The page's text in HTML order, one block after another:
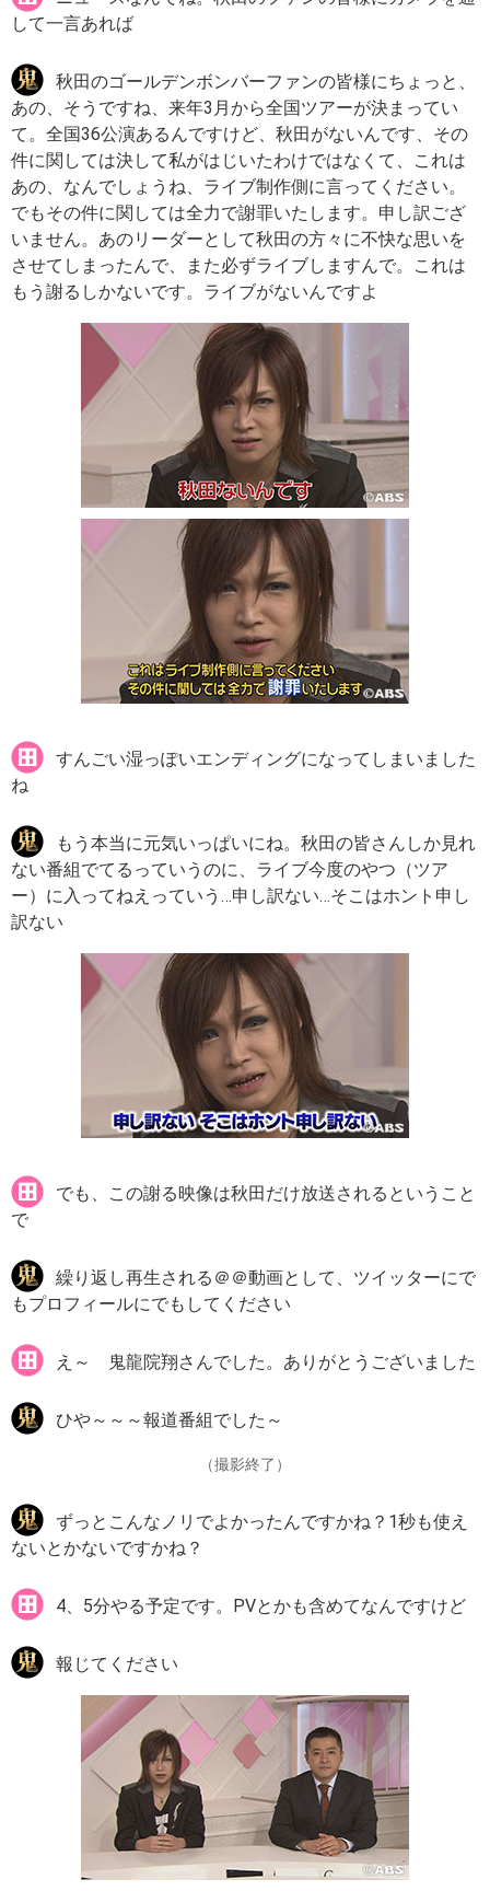
して一言あれば
秋田のゴールデンボンバーファンの皆様にちょっと、
あの、そうですね、来年3月から全国ツアーが決まってい
て。全国36公演あるんですけど、秋田がないんです、その
件に関しては決して私がはじいたわけではなくて、これは
あの、なんでしょうね、ライブ制作側に言ってください。
でもその件に関しては全力で謝罪いたします。申し訳ござ
いません。あのリーダーとして秋田の方々に不快な思いを
させてしまったんで、また必ずライブしますんで。これは
もう謝るしかないです。ライブがないんですよ
すんごい湿っぽいエンディングになってしまいました
ね
もう本当に元気いっぱいにね。秋田の皆さんしか見れ
ない番組でてるっていうのに、ライブ今度のやつ（ツア
ー）に入ってねえっていう…申し訳ない…そこはホント申し
訳ない
でも、この謝る映像は秋田だけ放送されるということ
で
繰り返し再生される＠＠動画として、ツイッターにで
もプロフィールにでもしてください
え～ 鬼龍院翔さんでした。ありがとうございました
ひや～～～報道番組でした～
（撮影終了）
ずっとこんなノリでよかったんですかね？1秒も使え
ないとかないですかね？
4、5分やる予定です。PVとかも含めてなんですけど
報じてください